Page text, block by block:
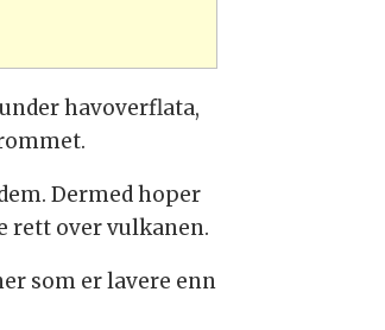
havoverflata,
Dermed hoper
rett over vulkanen.
som er lavere enn